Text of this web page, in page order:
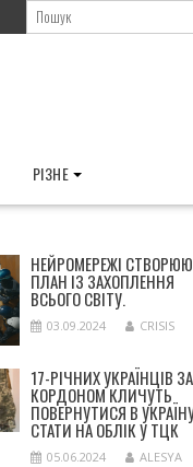
РІЗНЕ
НЕЙРОМЕРЕЖІ
ПЛАН ІЗ ЗАХОПЛЕННЯ
ВСЬОГО СВІТУ.
03.09.2024 CRISIS
17-РІЧНИХ УКРАЇНЦІВ ЗА
КОРДОНОМ КЛИЧУТЬ
ПОВЕРНУТИСЯ В
СТАТИ НА ОБЛІК У ТЦК
05.06.2024
ALESYA